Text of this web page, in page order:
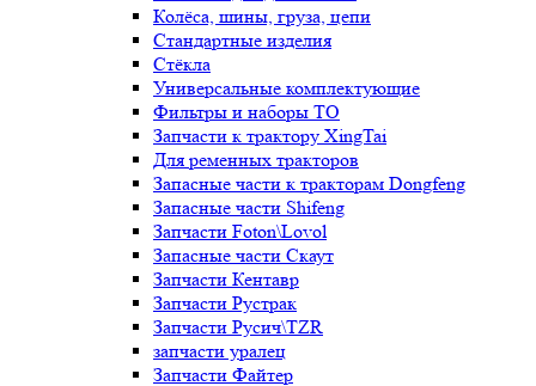
Колёса, шины, груза, цепи
Стандартные изделия
Стёкла
Универсальные комплектующие
Фильтры и наборы ТО
Запчасти к трактору XingTai
Для ременных тракторов
Запасные части к тракторам Dongfeng
Запасные части Shifeng
Запчасти Foton\Lovol
Запасные части Скаут
Запчасти Кентавр
Запчасти Рустрак
Запчасти Русич\TZR
запчасти уралец
Запчасти Файтер